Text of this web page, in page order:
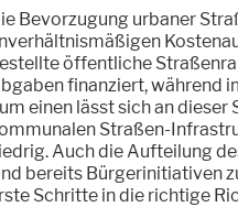
Bevorzugung urbaner
öffentliche
finanziert, während
einen lässt sich an
Straßen-
Auch die Aufteilung
bereits Bürgerinitiativen
Schritte in die richtige